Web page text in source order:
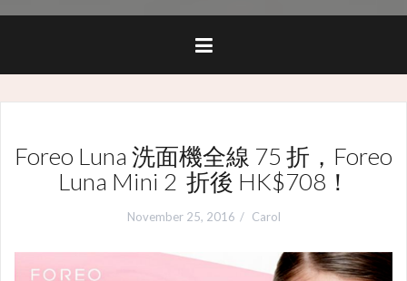
Foreo Luna 洗面機全線 75 折，Foreo
Luna Mini 2 折後 HK$708！
November 25, 2016 Carol